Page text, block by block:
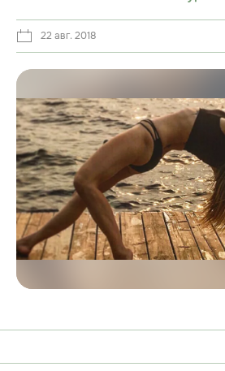
22 авг. 2018